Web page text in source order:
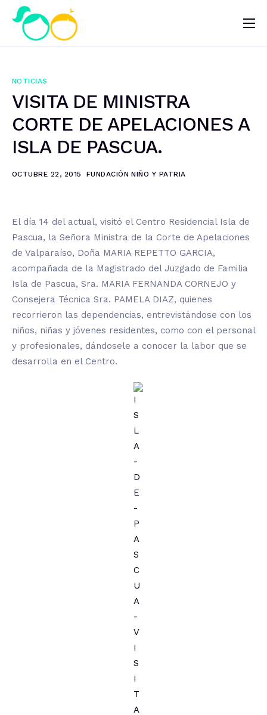
Nosotros
Noticias
¿Quieres ayudar?
NOTICIAS
VISITA DE MINISTRA
CORTE DE APELACIONES A
ISLA DE PASCUA.
OCTUBRE 22, 2015 FUNDACIÓN NIÑO Y PATRIA
El día 14 del actual, visitó el Centro Residencial Isla de
Pascua, la Señora Ministra de la Corte de Apelaciones
de Valparaíso, Doña MARIA REPETTO GARCIA,
acompañada de la Magistrado del Juzgado de Familia
Isla de Pascua, Sra. MARIA FERNANDA CORNEJO y
Consejera Técnica Sra. PAMELA DIAZ, quienes
recorrieron las dependencias, entrevistándose con los
niños, niñas y jóvenes residentes, como con el personal
y profesionales, dándosele a conocer la labor que se
desarrolla en el Centro.